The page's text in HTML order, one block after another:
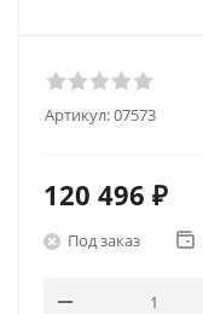
Артикул:07573
120 496 ₽
Под заказ